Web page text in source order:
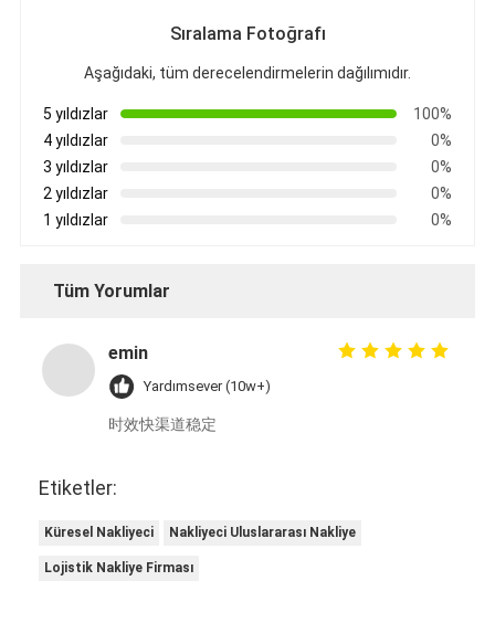
Sıralama Fotoğrafı
Aşağıdaki, tüm derecelendirmelerin dağılımıdır.
5 yıldızlar
100%
4 yıldızlar
0%
3 yıldızlar
0%
2 yıldızlar
0%
1 yıldızlar
0%
Tüm Yorumlar
emin
Yardımsever (10w+)
时效快渠道稳定
Etiketler:
Küresel Nakliyeci Nakliyeci Uluslararası Nakliye
Lojistik Nakliye Firması